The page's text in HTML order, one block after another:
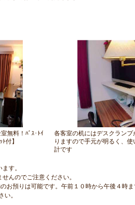
無料！ﾊﾞｽ･ﾄｲ
付】
各客室の机にはデスクランプ
りますので手元が明るく、
計です
す。
んのでご注意ください。
お預りは可能です。午前１０時から午後４時
。